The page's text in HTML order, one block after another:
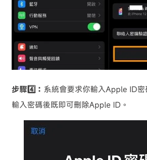
步驟4️⃣： 系統會要求你輸入Apple ID密
輸入密碼後既即可刪除Apple ID。